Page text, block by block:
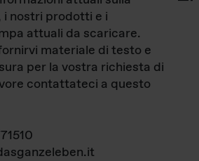
i nostri prodotti e i
attuali da scaricare.
materiale di testo e
per la vostra richiesta di
contattateci a questo